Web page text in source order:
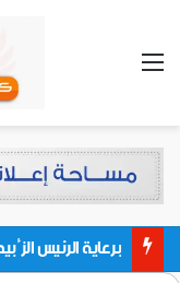
القائمة